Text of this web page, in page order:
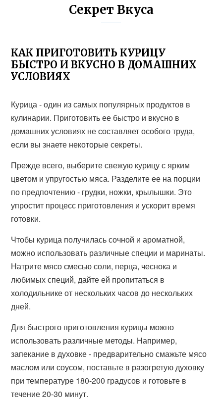
Секрет Вкуса
КАК ПРИГОТОВИТЬ КУРИЦУ
БЫСТРО И ВКУСНО В ДОМАШНИХ
УСЛОВИЯХ
Курица - один из самых популярных продуктов в
кулинарии. Приготовить ее быстро и вкусно в
домашних условиях не составляет особого труда,
если вы знаете некоторые секреты.
Прежде всего, выберите свежую курицу с ярким
цветом и упругостью мяса. Разделите ее на порции
по предпочтению - грудки, ножки, крылышки. Это
упростит процесс приготовления и ускорит время
готовки.
Чтобы курица получилась сочной и ароматной,
можно использовать различные специи и маринаты.
Натрите мясо смесью соли, перца, чеснока и
любимых специй, дайте ей пропитаться в
холодильнике от нескольких часов до нескольких
дней.
Для быстрого приготовления курицы можно
использовать различные методы. Например,
запекание в духовке - предварительно смажьте мясо
маслом или соусом, поставьте в разогретую духовку
при температуре 180-200 градусов и готовьте в
течение 20-30 минут.